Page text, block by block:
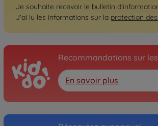
Je souhaite recevoir le bulletin
J'ai lu les informations sur la protection
Recommandations sur
En savoir plus